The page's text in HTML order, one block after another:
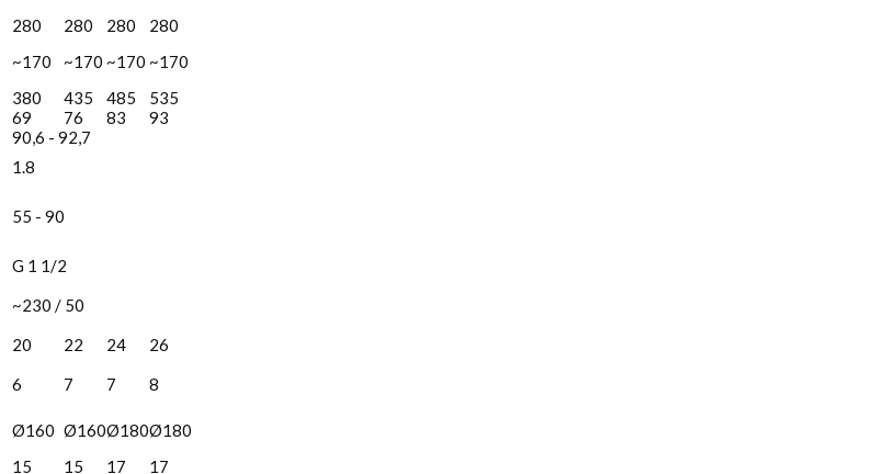
280
~170
280
~170
280
~170
280
~170
380 435 485
535
69 76 83
93
90,6 - 92,7
1.8
55 - 90
G 1 1/2
~230 / 50
20 22 24
26
6 7 7 8
Ø160
15
Ø160
15
Ø180
17
Ø180
17